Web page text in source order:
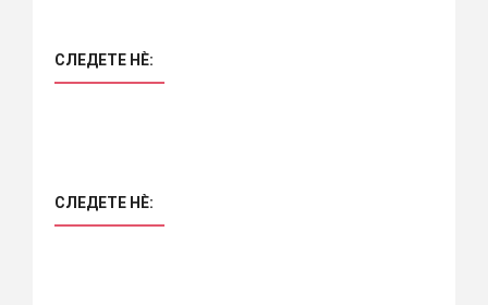
СЛЕДЕТЕ НÈ:
СЛЕДЕТЕ НÈ: